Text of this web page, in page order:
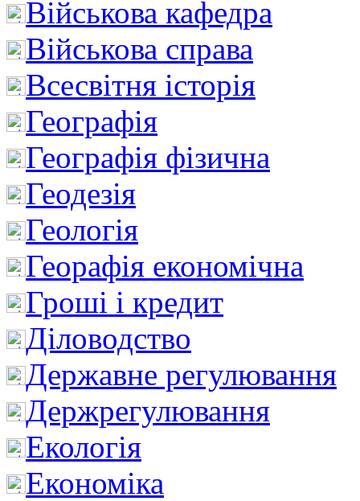
Військова кафедра
Військова справа
Всесвітня історія
Географія
Географія фізична
Геодезія
Геологія
Георафія економічна
Гроші і кредит
Діловодство
Державне регулювання
Держрегулювання
Екологія
Економіка